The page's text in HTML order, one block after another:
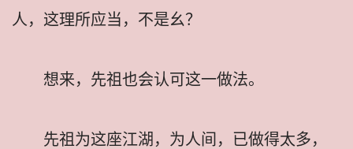
人，这理所应当，不是幺？
想来，先祖也会认可这一做法。
先祖为这座江湖，为人间，已做得太多，